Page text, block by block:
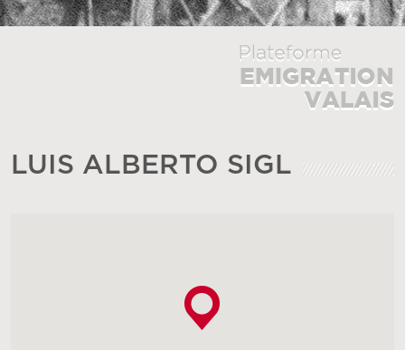
LUIS ALBERTO SIGL